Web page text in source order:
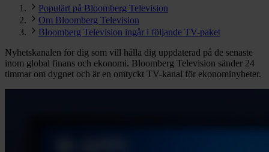
Populärt på Bloomberg Television
Om Bloomberg Television
Bloomberg Television ingår i följande TV-paket
Nyhetskanalen för dig som vill hålla dig uppdaterad på de senaste
inom global finans och ekonomi. Bloomberg Television sänder 24
timmar om dygnet och är en omtyckt TV-kanal för ekonominyheter.